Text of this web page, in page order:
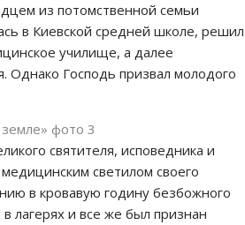
из потомственной семьи
в Киевской средней школе, решил
училище, а далее
Однако Господь призвал молодого
святителя, исповедника и
светилом своего
в кровавую годину безбожного
лагерях и все же был признан